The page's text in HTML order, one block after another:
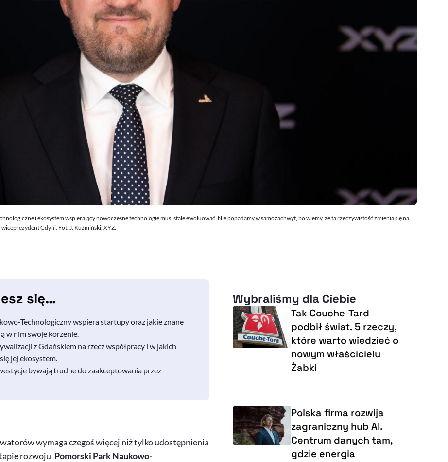
i ekosystem wspierający nowoczesne technologie musi stale ewoluować. Nie popadamy w samozachwyt, bo wiemy, że ta rzeczywistość zmienia się na
Gdyni. Fot. J. Kuźmiński, XYZ.
się…
Technologiczny wspiera startupy oraz jakie znane
w nim swoje korzenie.
z Gdańskiem na rzecz współpracy i w jakich
jej ekosystem.
bywają trudne do zaakceptowania przez
wymaga czegoś więcej niż tylko udostępnienia
rozwoju. Pomorski Park Naukowo-
Wybraliśmy dla Ciebie
Tak Couche-Tard
podbił świat. 5 rzeczy,
które warto wiedzieć o
nowym właścicielu
Żabki
Polska firma rozwija
zagraniczny hub AI.
Centrum danych tam,
gdzie energia